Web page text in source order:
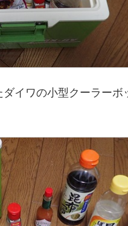
イワの小型クーラー